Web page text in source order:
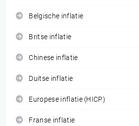
Belgische inflatie
Britse inflatie
Chinese inflatie
Duitse inflatie
Europese inflatie (HICP)
Franse inflatie